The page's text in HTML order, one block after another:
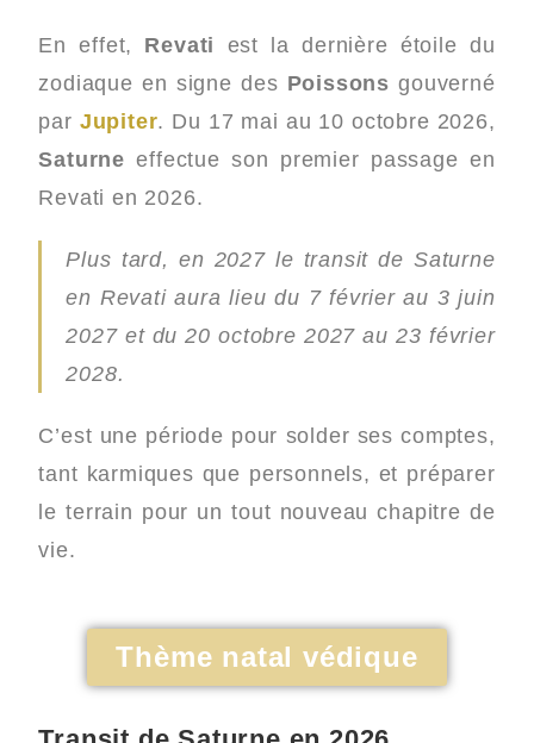
En effet, Revati
est la dernière étoile du
zodiaque en signe des Poissonsgouverné
par Jupiter. Du 17 mai au 10 octobre 2026,
Saturne effectue son premier passage en
Revati en 2026.
Plus tard, en 2027 le transit de Saturne
en Revati aura lieu du 7 février au 3 juin
2027 et du 20 octobre 2027 au 23 février
2028.
C’est une période pour solder ses comptes,
tant karmiques que personnels, et préparer
le terrain pour un tout nouveau chapitre de
vie.
Thème natal védique